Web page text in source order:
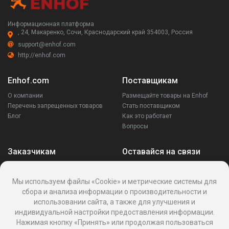
Информационная платформа
, 24, Макаренко, Сочи, Краснодарский край 354003, Россия
support@enhof.com
http://enhof.com
Enhof.com
О компании
Перечень запрещенных товаров
Блог
Поставщикам
Размещайте товары на Enhof
Стать поставщиком
Как это работает
Вопросы
Заказчикам
Ваши запросы
Написать поставщику
Написать в поддержку
Реквизиты
Оставайся на связи
Мы используем файлы «Cookie» и метрические системы для
сбора и анализа информации о производительности и
использовании сайта, а также для улучшения и
индивидуальной настройки предоставления информации.
Нажимая кнопку «Принять» или продолжая пользоваться